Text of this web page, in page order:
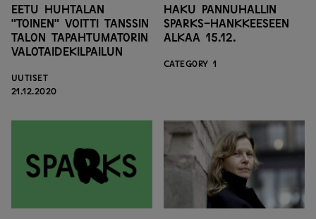
Eetu Huhtalan
"Toinen" voitti Tanssin
talon Tapahtumatorin
valotaidekilpailun
UUTISET
21.12.2020
Haku Pannuhallin
SPARKS-hankkeeseen
alkaa 15.12.
CATEGORY 1